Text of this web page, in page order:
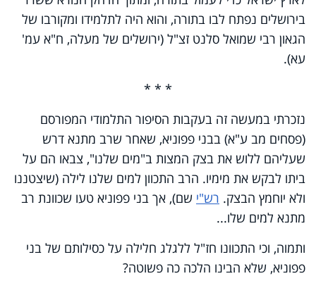
בירושלים נפתח לבו בתורה, והוא היה לתלמידו ומקורבו של
הגאון רבי שמואל סלנט זצ"ל (ירושלים של מעלה, ח"א עמ'
עא).
* * *
נזכרתי במעשה זה בעקבות הסיפור התלמודי המפורסם
(פסחים מב ע"א) בבני פפוניא, שאחר שרב מתנא דרש
שעליהם ללוש את בצק המצות ב"מים שלנו", צבאו הם על
ביתו לבקש את מימיו. הרב התכוון למים שלנו לילה (שיצטננו
ולא יוחמץ הבצק. רש"י שם), אך בני פפוניא טעו שכוונת רב
מתנא למים שלו...
ותמוה, וכי התכוונו חז"ל ללגלג חלילה על כסילותם של בני
פפוניא, שלא הבינו הלכה כה פשוטה?